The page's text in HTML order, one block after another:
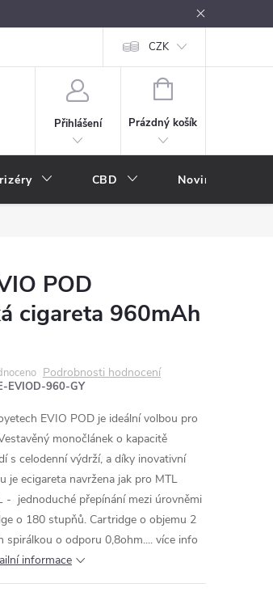
Vše o e-kouření Nákupní rádce
CZK
Přihlášení
NÁKUPNÍ
Prázdný košík
CBD Novinky
POD
cigareta 960mAh
Podrobnosti hodnocení
EVIOD-960-GY
EVIO POD je ideální volbou pro
monočlánek o kapacitě
s celodenní výdrží, a díky inovativní
je ecigareta navržena jak pro MTL
- jednoduché přepínání mezi úrovněmi
o 180 stupňů. Cartridge o objemu 2
spirálkou o odporu 0,8ohm.... více info
informace